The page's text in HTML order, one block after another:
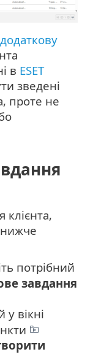
в ESET
зведені
проте не
нижче
потрібний
завдання
у вікні